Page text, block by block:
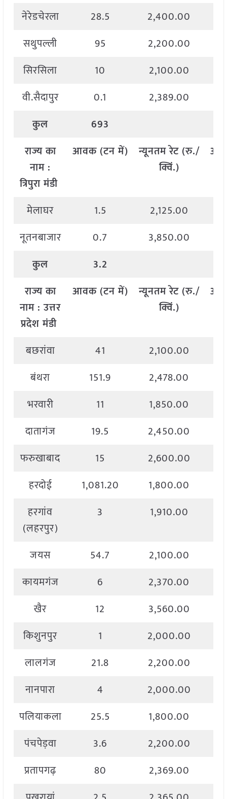
नेरेडचेरला
28.5 2,400.00
सथुपल्ली
95 2,200.00
सिरसिला
10 2,100.00
वी.सैदापुर
0.1 2,389.00
कुल
693
राज्यका
नाम :
त्रिपुरा मंडी
आवक (टनमें) न्यूनतमरेट (रु./
क्विं.)
मेलाघर 1.5 2,125.00
नूतनबाजार
0.7 3,850.00
कुल
3.2
राज्यका
नाम :उत्तर
प्रदेश मंडी
आवक (टनमें) न्यूनतमरेट (रु./
क्विं.)
बछरांवा 41 2,100.00
बंथरा
151.9 2,478.00
भरवारी
11 1,850.00
दातागंज
19.5 2,450.00
फरुखाबाद
15 2,600.00
हरदोई
1,081.20 1,800.00
हरगांव
(लहरपुर)
3 1,910.00
जयस 54.7 2,100.00
कायमगंज
6 2,370.00
खैर
12 3,560.00
किशुनपुर
1 2,000.00
लालगंज
21.8 2,200.00
नानपारा
4 2,000.00
पलियाकला
25.5 1,800.00
पंचपेड़वा
3.6 2,200.00
प्रतापगढ़
80 2,369.00